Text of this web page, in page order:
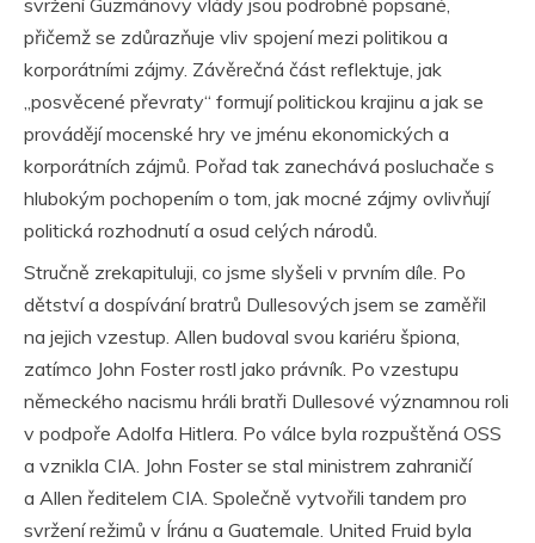
přičemž se zdůrazňuje vliv spojení mezi politikou a
korporátními zájmy. Závěrečná část reflektuje, jak
„posvěcené převraty“ formují politickou krajinu a jak se
provádějí mocenské hry ve jménu ekonomických a
korporátních zájmů. Pořad tak zanechává posluchače s
hlubokým pochopením o tom, jak mocné zájmy ovlivňují
politická rozhodnutí a osud celých národů.
Stručně zrekapituluji, co jsme slyšeli v prvním díle. Po
dětství a dospívání bratrů Dullesových jsem se zaměřil
na jejich vzestup. Allen budoval svou kariéru špiona,
zatímco John Foster rostl jako právník. Po vzestupu
německého nacismu hráli bratři Dullesové významnou roli
v podpoře Adolfa Hitlera. Po válce byla rozpuštěná OSS
a vznikla CIA. John Foster se stal ministrem zahraničí
a Allen ředitelem CIA. Společně vytvořili tandem pro
svržení režimů v Íránu a Guatemale. United Fruid byla